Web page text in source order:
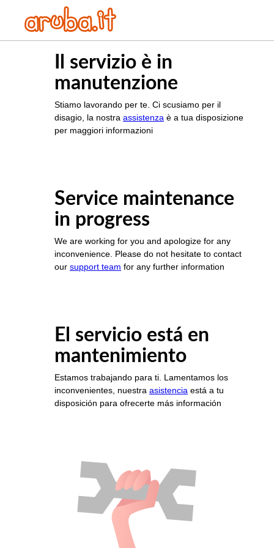
Il servizio è in
manutenzione
Stiamo lavorando per te. Ci scusiamo per il
disagio, la nostra assistenza è a tua disposizione
per maggiori informazioni
Service maintenance
in progress
We are working for you and apologize for any
inconvenience. Please do not hesitate to contact
our support team for any further information
El servicio está en
mantenimiento
Estamos trabajando para ti. Lamentamos los
inconvenientes, nuestra asistencia está a tu
disposición para ofrecerte más información